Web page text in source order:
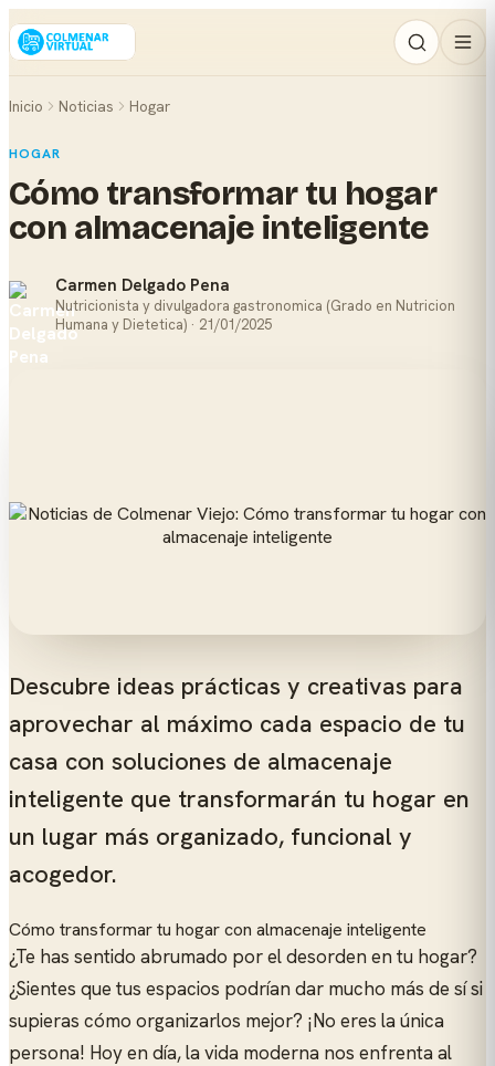
Inicio Noticias Hogar
HOGAR
Cómo transformar tu hogar
con almacenaje inteligente
Carmen Delgado Pena
Nutricionista y divulgadora gastronomica (Grado en Nutricion
Humana y Dietetica) · 21/01/2025
Descubre ideas prácticas y creativas para
aprovechar al máximo cada espacio de tu
casa con soluciones de almacenaje
inteligente que transformarán tu hogar en
un lugar más organizado, funcional y
acogedor.
Cómo transformar tu hogar con almacenaje inteligente
¿Te has sentido abrumado por el desorden en tu hogar?
¿Sientes que tus espacios podrían dar mucho más de sí si
supieras cómo organizarlos mejor? ¡No eres la única
persona! Hoy en día, la vida moderna nos enfrenta al